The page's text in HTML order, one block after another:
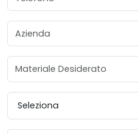
Azienda
Materiale Desiderato
Provincia